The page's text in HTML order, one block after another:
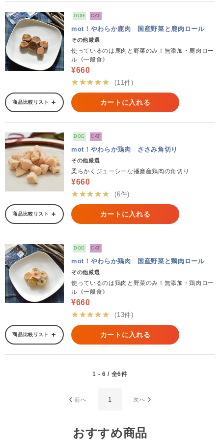
DOG CAT
mot！やわらか鹿肉 国産野菜と鹿肉ロール
その他厳選
使っているのは鹿肉と野菜のみ！無添加・鹿肉ロー
ル《一般食》
¥660
★★★★★
(11件)
商品比較リスト カートに入れる
DOG CAT
mot！やわらか鶏肉 ささみ角切り
その他厳選
柔らかくジューシーな播磨産鶏肉の角切り
¥660
★★★★★
(6件)
商品比較リスト カートに入れる
DOG CAT
mot！やわらか鶏肉 国産野菜と鶏肉ロール
その他厳選
使っているのは鶏肉と野菜のみ！無添加・鶏肉ロー
ル《一般食》
¥660
★★★★★
(13件)
商品比較リスト カートに入れる
1 - 6 / 全6件
前へ 1 次へ
おすすめ商品